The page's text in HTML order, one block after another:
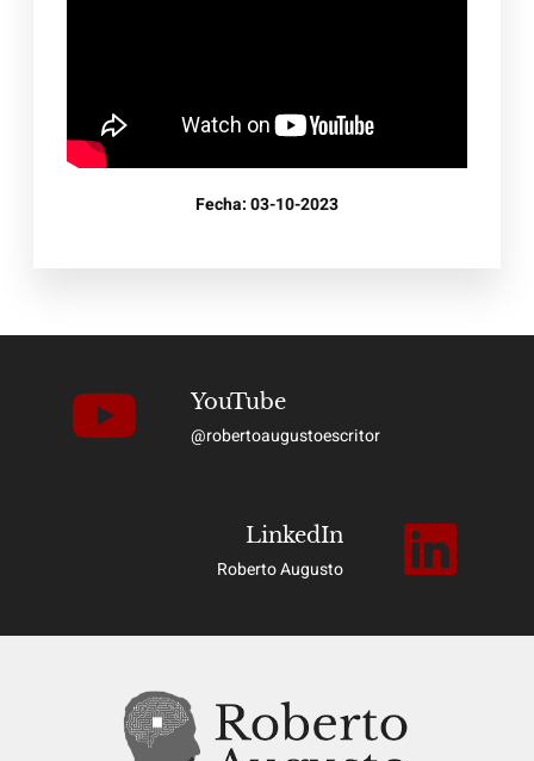
Fecha: 03-10-2023
YouTube
@robertoaugustoescritor
LinkedIn
Roberto Augusto